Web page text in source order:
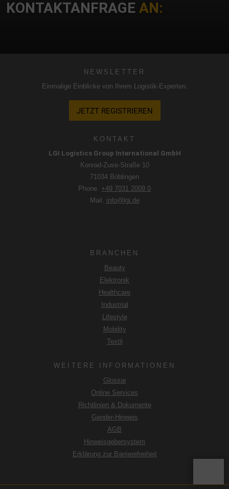
KONTAKTANFRAGE AN:
KONTAKT
LGI Logistics Group International GmbH
Konrad-Zuse-Straße 10
71034 Böblingen
Phone. +49 7031 2009 0
Mail. info@lgi.de
BRANCHEN
Beauty
Elektronik
Healthcare
Industrial
Lifestyle
Mobility
Textil
WEITERE INFORMATIONEN
Glossar
Online Services
Richtlinien & Dokumente
Gender-Hinweis
AGB
Hinweisgebersystem
Erklärung zur Barrierefreiheit
NEWSLETTER
Einmalige Einblicke von Ihrem Logistik-Experten.
JETZT REGISTRIEREN